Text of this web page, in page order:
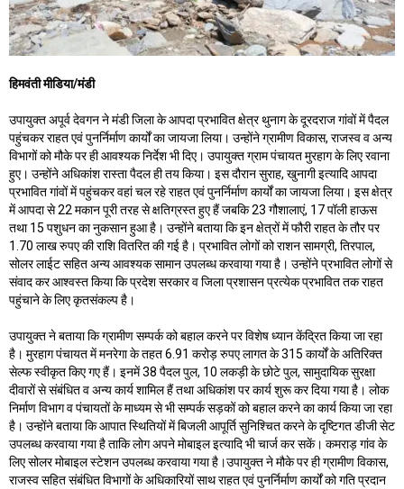
हिमवंती मीडिया/मंडी
उपायुक्त अपूर्व देवगन ने मंडी जिला के आपदा प्रभावित क्षेत्र थुनाग के दूरदराज गांवों में पैदल
पहुंचकर राहत एवं पुनर्निर्माण कार्यों का जायजा लिया। उन्होंने ग्रामीण विकास, राजस्व व अन्य
विभागों को मौके पर ही आवश्यक निर्देश भी दिए। उपायुक्त ग्राम पंचायत मुरहाग के लिए रवाना
हुए। उन्होंने अधिकांश रास्ता पैदल ही तय किया। इस दौरान सुराह, खुनागी इत्यादि आपदा
प्रभावित गांवों में पहुंचकर वहां चल रहे राहत एवं पुनर्निर्माण कार्यों का जायजा लिया। इस क्षेत्र
में आपदा से 22 मकान पूरी तरह से क्षतिग्रस्त हुए हैं जबकि 23 गौशालाएं, 17 पॉली हाऊस
तथा 15 पशुधन का नुकसान हुआ है। उन्होंने बताया कि इन क्षेत्रों में फौरी राहत के तौर पर
1.70 लाख रुपए की राशि वितरित की गई है। प्रभावित लोगों को राशन सामग्री, तिरपाल,
सोलर लाईट सहित अन्य आवश्यक सामान उपलब्ध करवाया गया है। उन्होंने प्रभावित लोगों से
संवाद कर आश्वस्त किया कि प्रदेश सरकार व जिला प्रशासन प्रत्येक प्रभावित तक राहत
पहुंचाने के लिए कृतसंकल्प है।
उपायुक्त ने बताया कि ग्रामीण सम्पर्क को बहाल करने पर विशेष ध्यान केंद्रित किया जा रहा
है। मुरहाग पंचायत में मनरेगा के तहत 6.91 करोड़ रुपए लागत के 315 कार्यों के अतिरिक्त
सेल्फ स्वीकृत किए गए हैं। इनमें 38 पैदल पुल, 10 लकड़ी के छोटे पुल, सामुदायिक सुरक्षा
दीवारों से संबंधित व अन्य कार्य शामिल हैं तथा अधिकांश पर कार्य शुरू कर दिया गया है। लोक
निर्माण विभाग व पंचायतों के माध्यम से भी सम्पर्क सड़कों को बहाल करने का कार्य किया जा रहा
है। उन्होंने बताया कि आपात स्थितियों में बिजली आपूर्ति सुनिश्चित करने के दृष्टिगत डीजी सेट
उपलब्ध करवाया गया है ताकि लोग अपने मोबाइल इत्यादि भी चार्ज कर सकें। कमराड़ गांव के
लिए सोलर मोबाइल स्टेशन उपलब्ध करवाया गया है।उपायुक्त ने मौके पर ही ग्रामीण विकास,
राजस्व सहित संबंधित विभागों के अधिकारियों साथ राहत एवं पुनर्निर्माण कार्यों को गति प्रदान